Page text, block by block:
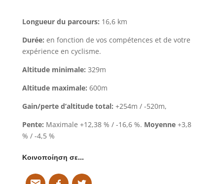
Longueur du parcours: 16,6 km
Durée: en fonction de vos compétences et de votre
expérience en cyclisme.
Altitude minimale: 329m
Altitude maximale: 600m
Gain/perte d’altitude total: +254m / -520m,
Pente: Maximale +12,38 % / -16,6 %. Moyenne +3,8
% / -4,5 %
Κοινοποίηση σε…